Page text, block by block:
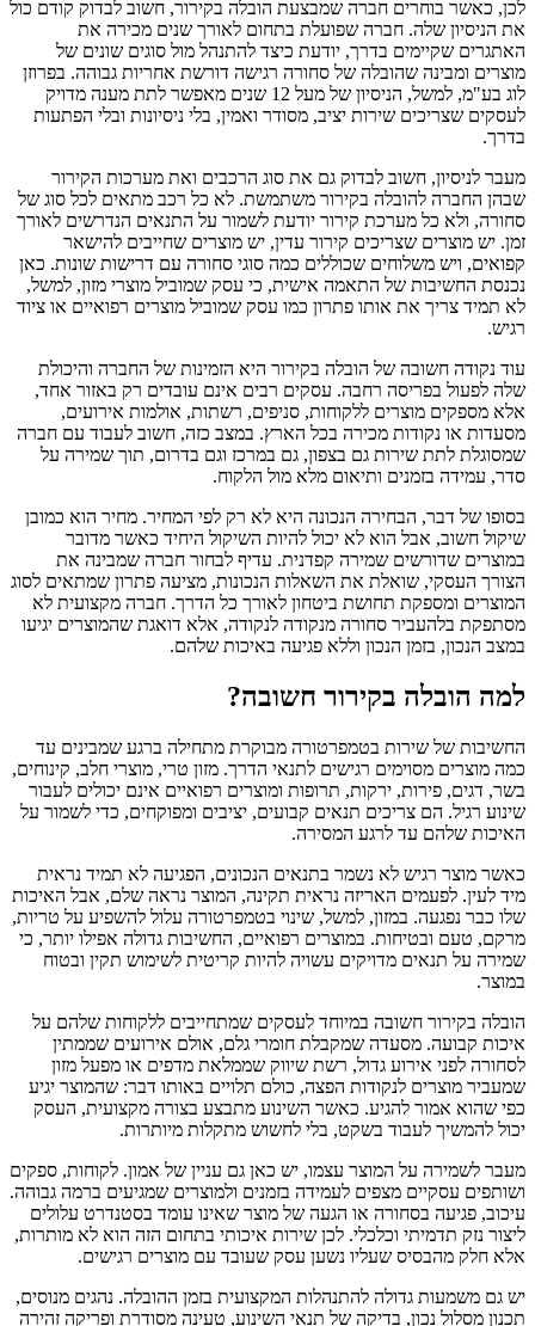
לכן, כאשר בוחרים חברה שמבצעת הובלה בקירור, חשוב לבדוק קודם כול
את הניסיון שלה. חברה שפועלת בתחום לאורך שנים מכירה את
האתגרים שקיימים בדרך, יודעת כיצד להתנהל מול סוגים שונים של
מוצרים ומבינה שהובלה של סחורה רגישה דורשת אחריות גבוהה. בפרוזן
לוג בע"מ, למשל, הניסיון של מעל 12 שנים מאפשר לתת מענה מדויק
לעסקים שצריכים שירות יציב, מסודר ואמין, בלי ניסיונות ובלי הפתעות
בדרך.
מעבר לניסיון, חשוב לבדוק גם את סוג הרכבים ואת מערכות הקירור
שבהן החברה להובלה בקירור משתמשת. לא כל רכב מתאים לכל סוג של
סחורה, ולא כל מערכת קירור יודעת לשמור על התנאים הנדרשים לאורך
זמן. יש מוצרים שצריכים קירור עדין, יש מוצרים שחייבים להישאר
קפואים, ויש משלוחים שכוללים כמה סוגי סחורה עם דרישות שונות. כאן
נכנסת החשיבות של התאמה אישית, כי עסק שמוביל מוצרי מזון, למשל,
לא תמיד צריך את אותו פתרון כמו עסק שמוביל מוצרים רפואיים או ציוד
רגיש.
עוד נקודה חשובה של הובלה בקירור היא הזמינות של החברה והיכולת
שלה לפעול בפריסה רחבה. עסקים רבים אינם עובדים רק באזור אחד,
אלא מספקים מוצרים ללקוחות, סניפים, רשתות, אולמות אירועים,
מסעדות או נקודות מכירה בכל הארץ. במצב כזה, חשוב לעבוד עם חברה
שמסוגלת לתת שירות גם בצפון, גם במרכז וגם בדרום, תוך שמירה על
סדר, עמידה בזמנים ותיאום מלא מול הלקוח.
בסופו של דבר, הבחירה הנכונה היא לא רק לפי המחיר. מחיר הוא כמובן
שיקול חשוב, אבל הוא לא יכול להיות השיקול היחיד כאשר מדובר
במוצרים שדורשים שמירה קפדנית. עדיף לבחור חברה שמבינה את
הצורך העסקי, שואלת את השאלות הנכונות, מציעה פתרון שמתאים לסוג
המוצרים ומספקת תחושת ביטחון לאורך כל הדרך. חברה מקצועית לא
מסתפקת בלהעביר סחורה מנקודה לנקודה, אלא דואגת שהמוצרים יגיעו
במצב הנכון, בזמן הנכון וללא פגיעה באיכות שלהם.
למה הובלה בקירור חשובה?
החשיבות של שירות בטמפרטורה מבוקרת מתחילה ברגע שמבינים עד
כמה מוצרים מסוימים רגישים לתנאי הדרך. מזון טרי, מוצרי חלב, קינוחים,
בשר, דגים, פירות, ירקות, תרופות ומוצרים רפואיים אינם יכולים לעבור
שינוע רגיל. הם צריכים תנאים קבועים, יציבים ומפוקחים, כדי לשמור על
האיכות שלהם עד לרגע המסירה.
כאשר מוצר רגיש לא נשמר בתנאים הנכונים, הפגיעה לא תמיד נראית
מיד לעין. לפעמים האריזה נראית תקינה, המוצר נראה שלם, אבל האיכות
שלו כבר נפגעה. במזון, למשל, שינוי בטמפרטורה עלול להשפיע על טריות,
מרקם, טעם ובטיחות. במוצרים רפואיים, החשיבות גדולה אפילו יותר, כי
שמירה על תנאים מדויקים עשויה להיות קריטית לשימוש תקין ובטוח
במוצר.
הובלה בקירור חשובה במיוחד לעסקים שמתחייבים ללקוחות שלהם על
איכות קבועה. מסעדה שמקבלת חומרי גלם, אולם אירועים שממתין
לסחורה לפני אירוע גדול, רשת שיווק שממלאת מדפים או מפעל מזון
שמעביר מוצרים לנקודות הפצה, כולם תלויים באותו דבר: שהמוצר יגיע
כפי שהוא אמור להגיע. כאשר השינוע מתבצע בצורה מקצועית, העסק
יכול להמשיך לעבוד בשקט, בלי לחשוש מתקלות מיותרות.
מעבר לשמירה על המוצר עצמו, יש כאן גם עניין של אמון. לקוחות, ספקים
ושותפים עסקיים מצפים לעמידה בזמנים ולמוצרים שמגיעים ברמה גבוהה.
עיכוב, פגיעה בסחורה או הגעה של מוצר שאינו עומד בסטנדרט עלולים
ליצור נזק תדמיתי וכלכלי. לכן שירות איכותי בתחום הזה הוא לא מותרות,
אלא חלק מהבסיס שעליו נשען עסק שעובד עם מוצרים רגישים.
יש גם משמעות גדולה להתנהלות המקצועית בזמן ההובלה. נהגים מנוסים,
תכנון מסלול נכון, בדיקה של תנאי השינוע, טעינה מסודרת ופריקה זהירה